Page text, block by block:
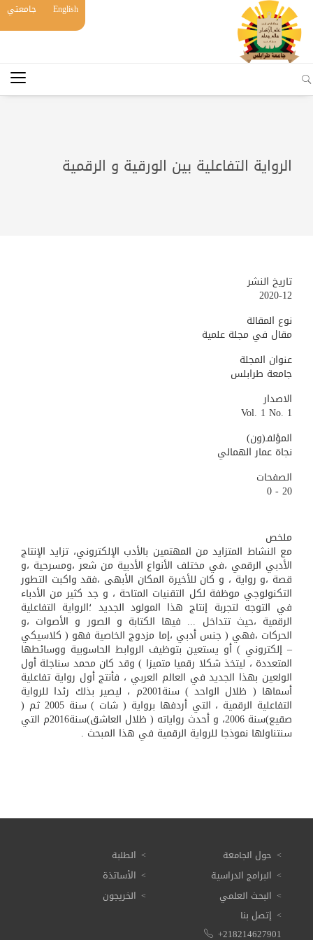
English جامعتي
الرواية التفاعلية بين الورقية و الرقمية
تاريخ النشر
2020-12
نوع المقالة
مقال في مجلة علمية
عنوان المجلة
جامعة طرابلس
الاصدار
Vol. 1 No. 1
المؤلفـ(ون)
نجاة عمار الهمالي
الصفحات
20 - 0
ملخص
مع النشاط المتزايد من المهتمين بالأدب الإلكتروني، تزايد الإنتاج
الأدبي الرقمي ،في مختلف الأنواع الأدبية من شعر ،ومسرحية ،و
قصة ،و رواية ، و كان للأخيرة المكان الأبهى ،فقد واكبت التطور
التكنولوجي موظفة لكل التقنيات المتاحة ، و جد كثير من الأدباء
في التوجه لتجربة إنتاج هذا المولود الجديد ؛الرواية التفاعلية
الرقمية ،حيث تتداخل ... فيها الكتابة و الصور و الأصوات ،و
الحركات ،فهي ( جنس أدبي ،إما مزدوج الخاصية فهو ( كلاسيكي
– إلكتروني ) أو يستعين بتوظيف الروابط الحاسوبية ووسائطها
المتعددة ، ليتخذ شكلا رقميا متميزا ) وقد كان محمد سناجلة أول
الولعين بهذا الجديد في العالم العربي ، فأنتج أول رواية تفاعلية
أسماها ( ظلال الواحد ) سنة2001م ، ليصير بذلك رئدا للرواية
التفاعلية الرقمية ، التي أردفها برواية ( شات ) سنة 2005 ثم (
صقيع)سنة 2006، و أحدث رواياته ( ظلال العاشق)سنة2016م التي
سنتناولها نموذجا للرواية الرقمية في هذا المبحث .
حول الجامعة
البرامج الدراسية
البحث العلمي
الطلبة
الأساتذة
الخريجون
إتصل بنا
+218214627901